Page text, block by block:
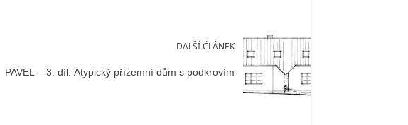
DALŠÍ ČLÁNEK
PAVEL – 3. díl: Atypický přízemní dům s podkrovím